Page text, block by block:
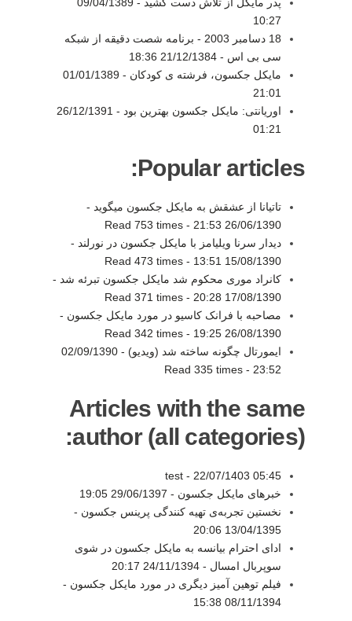
10:27
18 دسامبر 2003 - برنامه شصت دقیقه از شبکه
سی بی اس - 21/12/1384 18:36
مایکل جکسون، فرشته ی کودکان - 01/01/1389
21:01
اوریانتی: مایکل جکسون بهترین بود - 26/12/1391
01:21
Popular articles:
تاتیانا از عشقش به مایکل جکسون میگوید -
26/06/1390 21:53
-
Read 753 times
دیدار سرنا ویلیامز با مایکل جکسون در نورلند -
15/08/1390 13:51
-
Read 473 times
کانراد موری محکوم شد مایکل جکسون تبرئه شد -
17/08/1390 20:28
-
Read 371 times
مصاحبه با فرانک کاسیو در مورد مایکل جکسون -
26/08/1390 19:25
-
Read 342 times
ایمورتال چگونه ساخته شد (ویدیو) - 02/09/1390
23:52
-
Read 335 times
Articles with the same
author (all categories):
test - 22/07/1403 05:45
خبرهای مایکل جکسون - 29/06/1397 19:05
نخستین تجربه‌ی تهیه کنندگی پرینس جکسون -
13/04/1395 20:06
ادای احترام بیانسه به مایکل جکسون در شوی
سوپربال امسال - 24/11/1394 20:17
فیلم توهین آمیز دیگری در مورد مایکل جکسون -
08/11/1394 15:38